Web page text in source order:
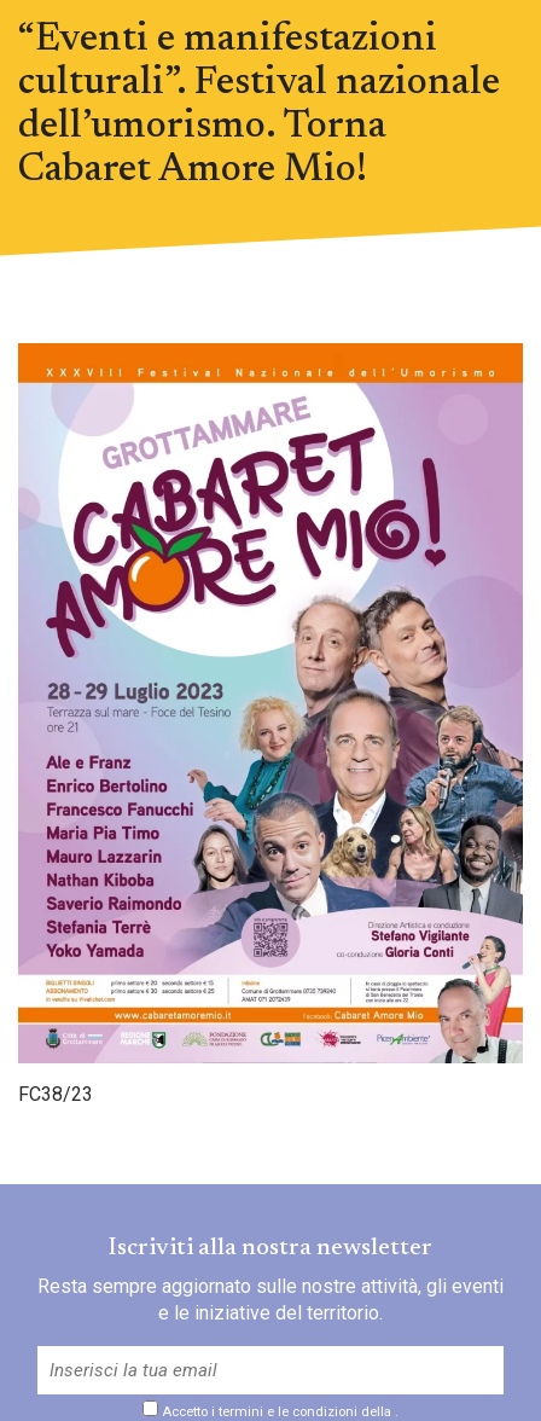
“Eventi e manifestazioni
culturali”. Festival nazionale
dell’umorismo. Torna
Cabaret Amore Mio!
FC38/23
Iscriviti alla nostra newsletter
Resta sempre aggiornato sulle nostre attività, gli eventi
e le iniziative del territorio.
Accetto i termini e le condizioni della .